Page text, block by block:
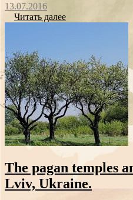
13.07.2016
Читать далее
The pagan temples
Lviv, Ukraine.